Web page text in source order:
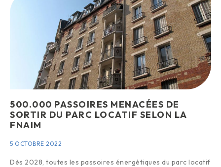
500.000 PASSOIRES MENACÉES DE
SORTIR DU PARC LOCATIF SELON LA
FNAIM
5 OCTOBRE 2022
Dès 2028, toutes les passoires énergétiques du parc locatif